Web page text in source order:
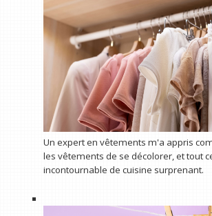
Un expert en vêtements m'a appris
les vêtements de se décolorer, et tout
incontournable de cuisine surprenant.